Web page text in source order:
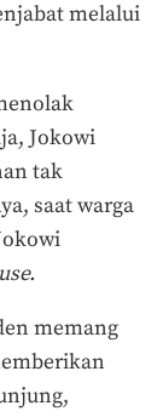
melalui
Jokowi
tak
saat warga
memang